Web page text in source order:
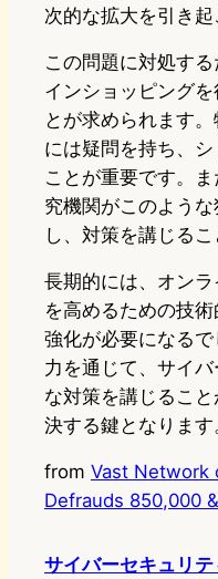
次的な拡大を引き起
この問題に対処す
インショッピング
とが求められます
には疑問を持ち、
ことが重要です。
究機関がこのよう
し、対策を講じるこ
長期的には、オン
を高めるための技
強化が必要になる
力を通じて、サイ
な対策を講じるこ
決する鍵となります
from Vast Network
Defrauds 850,000
サイバーセキュリ